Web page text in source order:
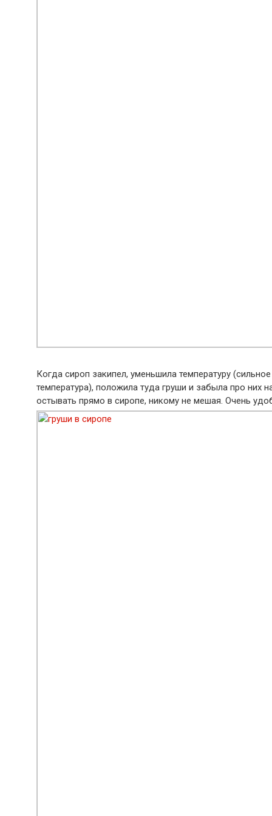
Когда сироп закипел, уменьшила температуру
температура), положила туда груши и забыла про них
остывать прямо в сиропе, никому не мешая. Очень